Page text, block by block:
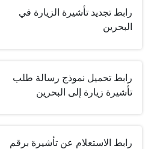
رابط تجديد تأشيرة الزيارة في
البحرين‎
رابط تحميل نموذج رسالة طلب
تأشيرة زيارة إلى البحرين
رابط الاستعلام عن تأشيرة برقم